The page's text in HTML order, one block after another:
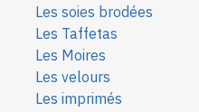
Les soies brodées
Les Taffetas
Les Moires
Les velours
Les imprimés